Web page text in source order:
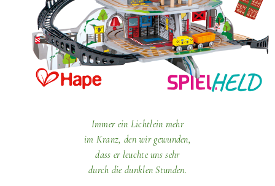
Immer ein Lichtlein mehr
im Kranz, den wir gewunden,
dass er leuchte uns sehr
durch die dunklen Stunden.